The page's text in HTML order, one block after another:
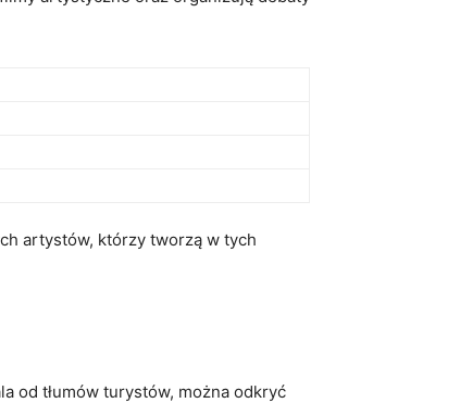
artystów, którzy tworzą w tych
od tłumów turystów, można odkryć